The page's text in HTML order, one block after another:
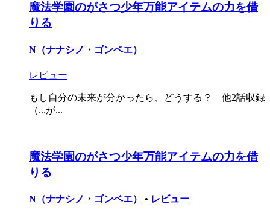
魔法学園のがさつ少年万能アイテムの力を借
りる
N（ナナシノ・ゴンベエ）
レビュー
もし自分の未来が分かったら、どうする？ 他2話収録
（...が...
魔法学園のがさつ少年万能アイテムの力を借
りる
N（ナナシノ・ゴンベエ） • レビュー